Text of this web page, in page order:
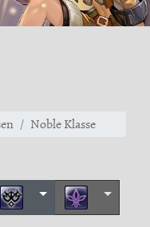
Noble Klasse